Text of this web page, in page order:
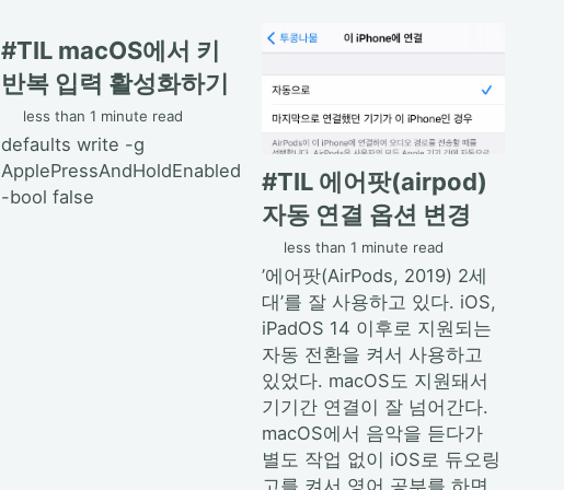
#TIL macOS에서 키
반복 입력 활성화하기
less than 1 minute read
defaults write -g
ApplePressAndHoldEnabled
-bool false
#TIL 에어팟(airpod)
자동 연결 옵션 변경
less than 1 minute read
’에어팟(AirPods, 2019) 2세
대’를 잘 사용하고 있다. iOS,
iPadOS 14 이후로 지원되는
자동 전환을 켜서 사용하고
있었다. macOS도 지원돼서
기기간 연결이 잘 넘어간다.
macOS에서 음악을 듣다가
별도 작업 없이 iOS로 듀오링